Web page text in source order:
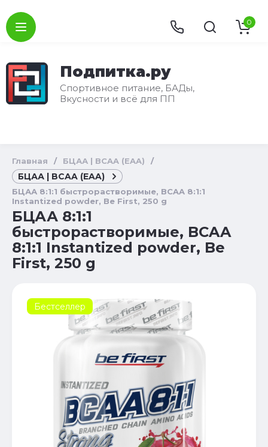
Подпитка.ру
Спортивное питание, БАДы,
Вкусности и всё для ПП
0
Главная / БЦАА | BCAA (EAA) /
БЦАА | BCAA (EAA)
БЦАА 8:1:1 быстрорастворимые, BCAA 8:1:1
Instantized powder, Be First, 250 g
БЦАА 8:1:1
быстрорастворимые, BCAA
8:1:1 Instantized powder, Be
First, 250 g
Бестселлер